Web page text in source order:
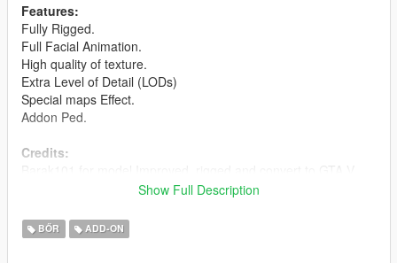
Features:
Fully Rigged.
Full Facial Animation.
High quality of texture.
Extra Level of Detail (LODs)
Special maps Effect.
Addon Ped.
Credits:
Follow me on Facebook.
Show Full Description
BŐR ADD-ON